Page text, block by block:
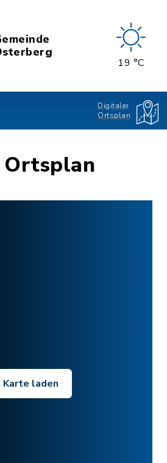
19 °C
Digitaler
Ortsplan
Karte laden